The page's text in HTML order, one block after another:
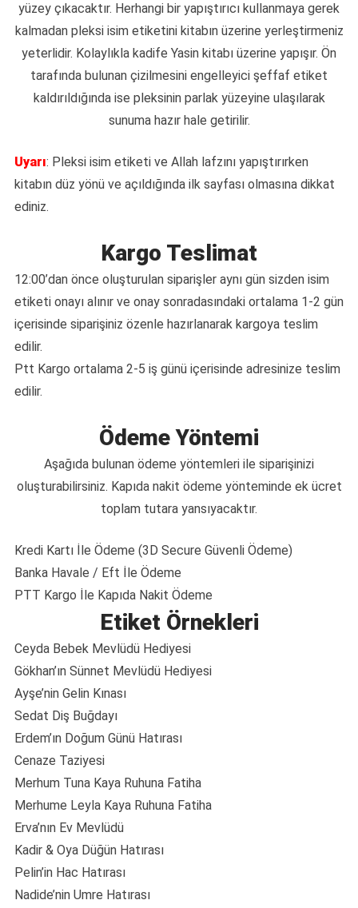
yüzey çıkacaktır. Herhangi bir yapıştırıcı kullanmaya gerek
kalmadan pleksi isim etiketini kitabın üzerine yerleştirmeniz
yeterlidir. Kolaylıkla kadife Yasin kitabı üzerine yapışır. Ön
tarafında bulunan çizilmesini engelleyici şeffaf etiket
kaldırıldığında ise pleksinin parlak yüzeyine ulaşılarak
sunuma hazır hale getirilir.
Uyarı: Pleksi isim etiketi ve Allah lafzını yapıştırırken
kitabın düz yönü ve açıldığında ilk sayfası olmasına dikkat
ediniz.
Kargo Teslimat
12:00’dan önce oluşturulan siparişler aynı gün sizden isim
etiketi onayı alınır ve onay sonradasındaki ortalama 1-2 gün
içerisinde siparişiniz özenle hazırlanarak kargoya teslim
edilir.
Ptt Kargo ortalama 2-5 iş günü içerisinde adresinize teslim
edilir.
Ödeme Yöntemi
Aşağıda bulunan ödeme yöntemleri ile siparişinizi
oluşturabilirsiniz. Kapıda nakit ödeme yönteminde ek ücret
toplam tutara yansıyacaktır.
Kredi Kartı İle Ödeme (3D Secure Güvenli Ödeme)
Banka Havale / Eft İle Ödeme
PTT Kargo İle Kapıda Nakit Ödeme
Etiket Örnekleri
Ceyda Bebek Mevlüdü Hediyesi
Gökhan’ın Sünnet Mevlüdü Hediyesi
Ayşe’nin Gelin Kınası
Sedat Diş Buğdayı
Erdem’ın Doğum Günü Hatırası
Cenaze Taziyesi
Merhum Tuna Kaya Ruhuna Fatiha
Merhume Leyla Kaya Ruhuna Fatiha
Erva’nın Ev Mevlüdü
Kadir & Oya Düğün Hatırası
Pelin’in Hac Hatırası
Nadide’nin Umre Hatırası